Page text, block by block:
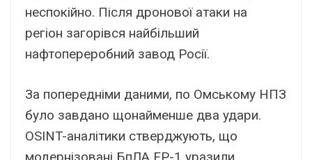
неспокійно. Після дронової атаки на
регіон загорівся найбільший
нафтопереробний завод Росії.
За попередніми даними, по Омському НПЗ
було завдано щонайменше два удари.
OSINT-аналітики стверджують, що